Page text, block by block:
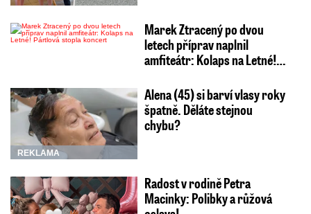
Marek Ztracený po dvou
letech příprav naplnil
amfiteátr: Kolaps na Letné!…
REKLAMA
Alena (45) si barví vlasy roky
špatně. Děláte stejnou
chybu?
Radost v rodině Petra
Macinky: Polibky a růžová